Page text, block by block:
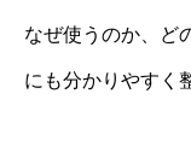
なぜ使うのか、ど
にも分かりやすく